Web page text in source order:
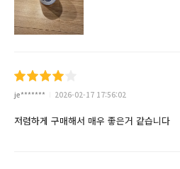
je******* 2026-02-17 17:56:02
저렴하게 구매해서 매우 좋은거 같습니다